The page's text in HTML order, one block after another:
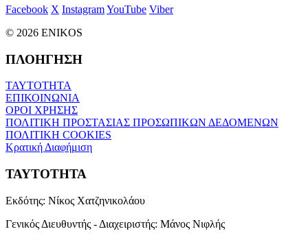
Facebook X InstagramYouTube Viber
© 2026 ENIKOS
ΠΛΟΗΓΗΣΗ
ΤΑΥΤΟΤΗΤΑ
ΕΠΙΚΟΙΝΩΝΙΑ
ΟΡΟΙ ΧΡΗΣΗΣ
ΠΟΛΙΤΙΚΗ ΠΡΟΣΤΑΣΙΑΣ ΠΡΟΣΩΠΙΚΩΝ ΔΕΔΟΜΕΝΩΝ
ΠΟΛΙΤΙΚΗ COOKIES
Κρατική Διαφήμιση
ΤΑΥΤΟΤΗΤΑ
Εκδότης: Νίκος Χατζηνικολάου
Γενικός Διευθυντής - Διαχειριστής: Μάνος Νιφλής